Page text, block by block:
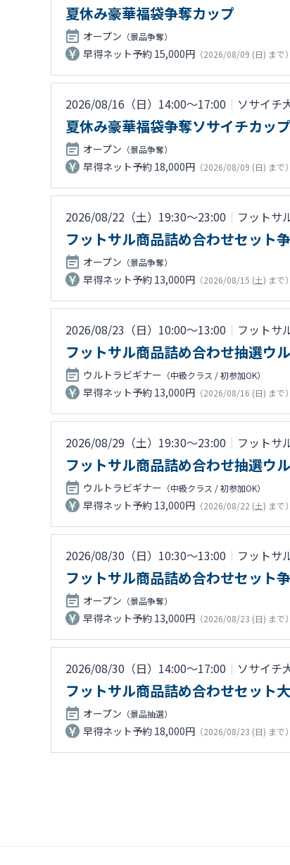
夏休み豪華福袋争奪カップ
オープン （景品争奪）
早得ネット予約 15,000円 （2026/08/09 (日) まで）
2026/08/16（日）14:00〜17:00 ｜ ソサイチ
夏休み豪華福袋争奪ソサイチカップ
オープン （景品争奪）
早得ネット予約 18,000円 （2026/08/09 (日) まで）
2026/08/22（土）19:30〜23:00 ｜ フットサ
フットサル商品詰め合わせセット
オープン （景品争奪）
早得ネット予約 13,000円 （2026/08/15 (土) まで）
2026/08/23（日）10:00〜13:00 ｜ フットサ
フットサル商品詰め合わせ抽選ウ
ウルトラビギナー （中級クラス / 初参加OK）
早得ネット予約 13,000円 （2026/08/16 (日) まで）
2026/08/29（土）19:30〜23:00 ｜ フットサ
フットサル商品詰め合わせ抽選ウ
ウルトラビギナー （中級クラス / 初参加OK）
早得ネット予約 13,000円 （2026/08/22 (土) まで）
2026/08/30（日）10:30〜13:00 ｜ フットサ
フットサル商品詰め合わせセット
オープン （景品争奪）
早得ネット予約 13,000円 （2026/08/23 (日) まで）
2026/08/30（日）14:00〜17:00 ｜ ソサイチ
フットサル商品詰め合わせセット
オープン （景品抽選）
早得ネット予約 18,000円 （2026/08/23 (日) まで）